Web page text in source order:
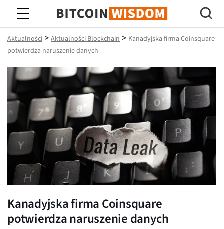
Mądrość Bitcoina
Aktualności > Aktualności Blockchain > Kanadyjska firma Coinsquare
potwierdza naruszenie danych
Kanadyjska firma Coinsquare
potwierdza naruszenie danych